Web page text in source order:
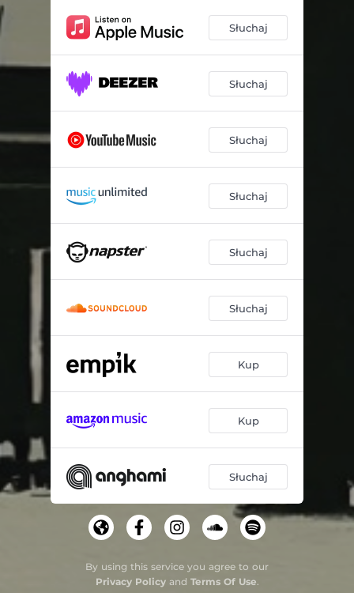
Słuchaj
Słuchaj
Słuchaj
Słuchaj
Słuchaj
Słuchaj
Kup
Kup
Słuchaj
By using this service you agree to our
Privacy Policyand Terms Of Use.